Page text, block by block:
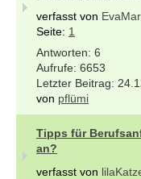
verfasst von
Seite: 1
6
6653
von pflümi
Tipps für
an?
verfasst von